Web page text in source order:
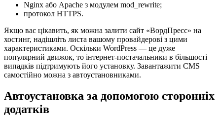
Nginx або Apache з модулем mod_rewrite;
протокол HTTPS.
Якщо вас цікавить, як можна залити сайт «ВордПресс» на
хостинг, надішліть листа вашому провайдерові з цими
характеристиками. Оскільки WordPress — це дуже
популярний движок, то інтернет-постачальники в більшості
випадків підтримують його установку. Завантажити CMS
самостійно можна з автоустановниками.
Автоустановка за допомогою сторонніх
додатків